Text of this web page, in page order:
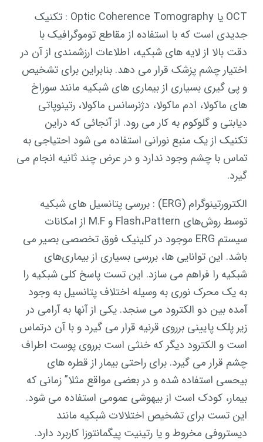
OCT یا Optic Coherence Tomography : تکنیک
جدیدی است که با استفاده از مقاطع توموگرافیک با
دقت بالا از لایه های شبکیه، اطلاعات ارزشمندی از آن در
اختیار چشم پزشک قرار می دهد. بنابراین برای تشخیص
و پی گیری بسیاری از بیماری های شبکیه مانند سوراخ
های ماکولا، ادم ماکولا، دژنرسانس ماکولا، رتینوپاتی
دیابتی و گلوکوم به کار می رود. از آنجائی که دراین
تکنیک از یک منبع نورانی استفاده می شود احتیاجی به
تماس با چشم وجود ندارد و در عرض چند ثانیه انجام می
گیرد.
الکترورتینوگرام (ERG) : بررسی پتانسیل های شبکیه
توسط روش‌های Flash،Pattern و M.F از امکانات
سیستم ERG موجود در کلینیک فوق تخصصی بصیر می
باشد. این توانایی ها، بررسی بسیاری از بیماری‌های
شبکیه را فراهم می سازد. این تست پاسخ کلی شبکیه را
به یک محرک نوری به وسیله اختلاف پتانسیل به وجود
آمده بین دو الکترود می سنجد. یکی از آنها به آرامی در
زیر پلک پایینی برروی قرنیه قرار می گیرد و با آن درتماس
است و الکترود دیگر که خنثی است برروی پوست اطراف
چشم قرار می گیرد. برای راحتی بیمار از قطره های
بیحسی استفاده شده و در بعضی مواقع مثلا” زمانی که
بیمار، کودک است از بیهوشی عمومی استفاده می شود.
این تست برای تشخیص اختلالات شبکیه مانند
دیستروفی مخروط و یا رتینیت پیگمانتوزا کاربرد دارد.